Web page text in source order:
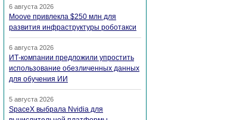
6 августа 2026
Moove привлекла $250 млн для
развития инфраструктуры роботакси
6 августа 2026
ИТ-компании предложили упростить
использование обезличенных данных
для обучения ИИ
5 августа 2026
SpaceX выбрала Nvidia для